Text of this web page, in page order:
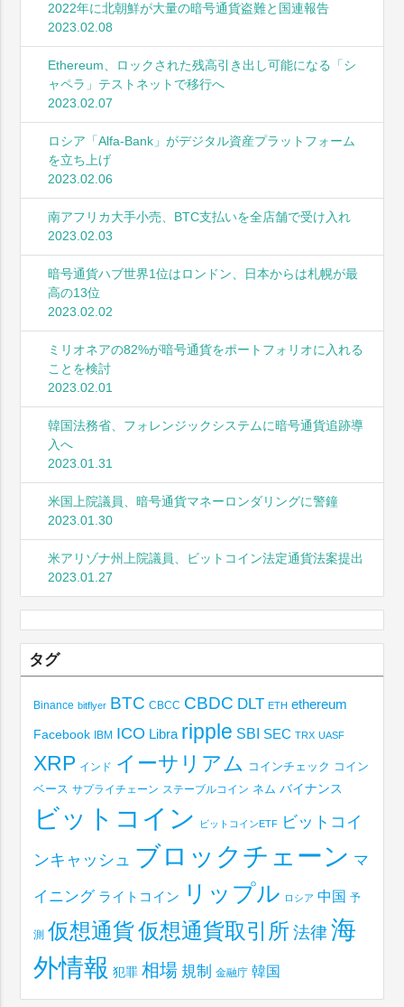
2022年に北朝鮮が大量の暗号通貨盗難と国連報告
2023.02.08
Ethereum、ロックされた残高引き出し可能になる「シ
ャペラ」テストネットで移行へ
2023.02.07
ロシア「Alfa-Bank」がデジタル資産プラットフォーム
を立ち上げ
2023.02.06
南アフリカ大手小売、BTC支払いを全店舗で受け入れ
2023.02.03
暗号通貨ハブ世界1位はロンドン、日本からは札幌が最
高の13位
2023.02.02
ミリオネアの82%が暗号通貨をポートフォリオに入れる
ことを検討
2023.02.01
韓国法務省、フォレンジックシステムに暗号通貨追跡導
入へ
2023.01.31
米国上院議員、暗号通貨マネーロンダリングに警鐘
2023.01.30
米アリゾナ州上院議員、ビットコイン法定通貨法案提出
2023.01.27
タグ
Binance bitflyer BTC CBCC CBDC DLT ETH ethereum
Facebook IBM ICO Libra ripple SBI SEC TRX UASF
XRP インド イーサリアム コインチェック コイン
ベース サプライチェーン ステーブルコイン ネム バイナンス
ビットコイン ビットコインETF ビットコイ
ンキャッシュ ブロックチェーン マ
イニング ライトコイン リップル ロシア 中国 予
測 仮想通貨仮想通貨取引所 法律 海
外情報 犯罪 相場 規制 金融庁 韓国